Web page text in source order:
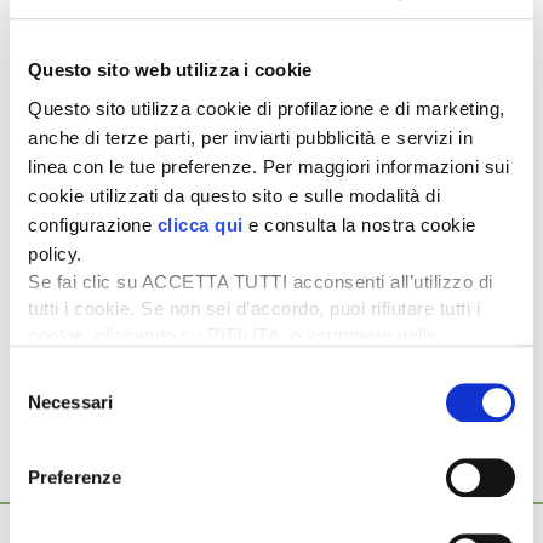
Questo sito web utilizza i cookie
Questo sito utilizza cookie di profilazione e di marketing,
anche di terze parti, per inviarti pubblicità e servizi in
linea con le tue preferenze. Per maggiori informazioni sui
cookie utilizzati da questo sito e sulle modalità di
configurazione clicca qui e consulta la nostra cookie
policy.
Se fai clic su ACCETTA TUTTI acconsenti all’utilizzo di
tutti i cookie. Se non sei d’accordo, puoi rifiutare tutti i
desideri accettare e cliccando ACCETTA SELEZIONATI.
delNecessari
Preferenze
l’inizio del 2025 la maggior parte dei prodotti a
Nel settore del biocontrollo invece stiamo cercando di
completare il nostro catalogo per cercare di coprire le
colture più importanti inserendoprodotti in grado di
ampliare i nostri calendari di difesa. Tutto ciò senza
dimenticare la comunicazione dove vogliamo lanciare
messaggi chiari: proprio in tal senso a luglio verrà
rilasciato il nuovo sito dedicato».
Giannantonio Armentano